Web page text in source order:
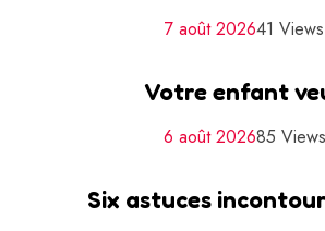
7 août 202641 Views
Votre enfant
6 août 202685 Views
Six astuces